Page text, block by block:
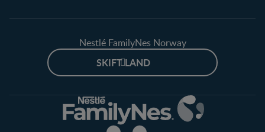
Nestlé FamilyNes Norway
SKIFT LAND